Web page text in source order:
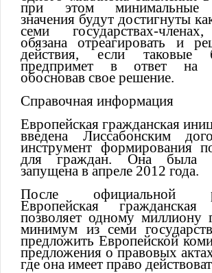
при этом минимальные
значения будут достигнуты
семи государствах-
обязана отреагировать и
действия, если таковые
предпримет в ответ на
обосновав свое решение.
Справочная информация
Европейская гражданская
введена Лиссабонским
инструмент формирования
для граждан. Она была
запущена в апреле 2012 года.
После официальной
Европейская гражданская
позволяет одному миллиону
минимум из семи
предложить Европейской
предложения о правовых
где она имеет право